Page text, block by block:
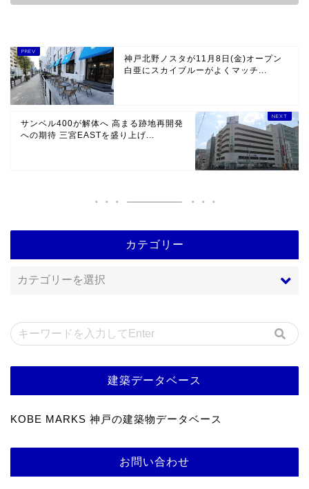
神戸北野ノスタが11月8日(金)オープン
白亜にスカイブルーがよくマッチ...
サンベル400が解体へ 高まる跡地再開発
への期待 三宮EASTを盛り上げ...
カテゴリー
建築データベース
KOBE MARKS 神戸の建築物データベース
お問い合わせ